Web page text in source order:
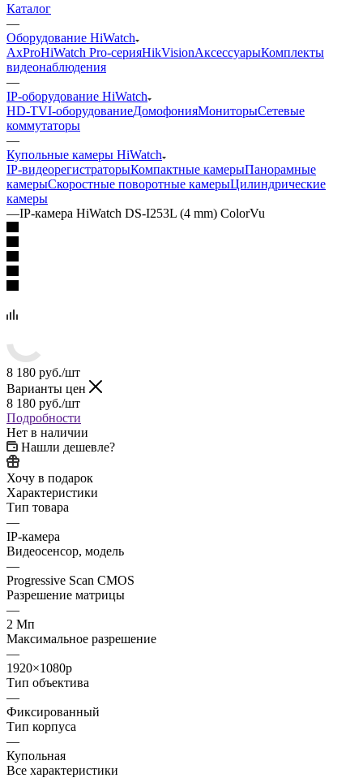
Каталог
—
Оборудование HiWatch
AxProHiWatch Pro-серияHikVisionАксессуарыКомплекты
видеонаблюдения
—
IP-оборудование HiWatch
HD-TVI-оборудованиеДомофонияМониторыСетевые
коммутаторы
—
Купольные камеры HiWatch
IP-видеорегистраторыКомпактные камерыПанорамные
камерыСкоростные поворотные камерыЦилиндрические
камеры
—IP-камера HiWatch DS-I253L (4 mm) ColorVu
8 180 руб./шт
Варианты цен
8 180 руб./шт
Подробности
Нет в наличии
Нашли дешевле?
Хочу в подарок
Характеристики
Тип товара
—
IP-камера
Видеосенсор, модель
—
Progressive Scan CMOS
Разрешение матрицы
—
2 Мп
Максимальное разрешение
—
1920×1080p
Тип объектива
—
Фиксированный
Тип корпуса
—
Купольная
Все характеристики